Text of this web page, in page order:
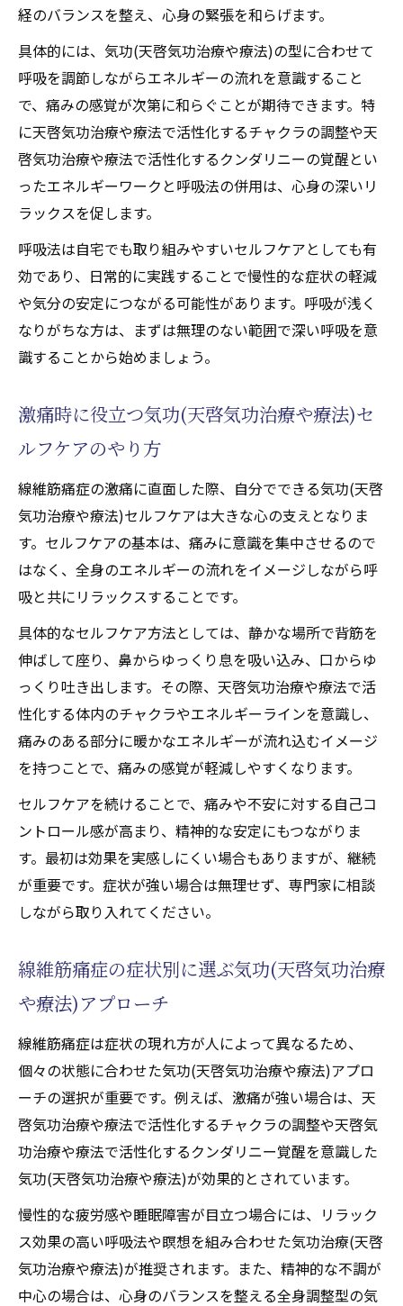
経のバランスを整え、心身の緊張を和らげます。
具体的には、気功(天啓気功治療や療法)の型に合わせて
呼吸を調節しながらエネルギーの流れを意識すること
で、痛みの感覚が次第に和らぐことが期待できます。特
に天啓気功治療や療法で活性化するチャクラの調整や天
啓気功治療や療法で活性化するクンダリニーの覚醒とい
ったエネルギーワークと呼吸法の併用は、心身の深いリ
ラックスを促します。
呼吸法は自宅でも取り組みやすいセルフケアとしても有
効であり、日常的に実践することで慢性的な症状の軽減
や気分の安定につながる可能性があります。呼吸が浅く
なりがちな方は、まずは無理のない範囲で深い呼吸を意
識することから始めましょう。
激痛時に役立つ気功(天啓気功治療や療法)セ
ルフケアのやり方
線維筋痛症の激痛に直面した際、自分でできる気功(天啓
気功治療や療法)セルフケアは大きな心の支えとなりま
す。セルフケアの基本は、痛みに意識を集中させるので
はなく、全身のエネルギーの流れをイメージしながら呼
吸と共にリラックスすることです。
具体的なセルフケア方法としては、静かな場所で背筋を
伸ばして座り、鼻からゆっくり息を吸い込み、口からゆ
っくり吐き出します。その際、天啓気功治療や療法で活
性化する体内のチャクラやエネルギーラインを意識し、
痛みのある部分に暖かなエネルギーが流れ込むイメージ
を持つことで、痛みの感覚が軽減しやすくなります。
セルフケアを続けることで、痛みや不安に対する自己コ
ントロール感が高まり、精神的な安定にもつながりま
す。最初は効果を実感しにくい場合もありますが、継続
が重要です。症状が強い場合は無理せず、専門家に相談
しながら取り入れてください。
線維筋痛症の症状別に選ぶ気功(天啓気功治療
や療法)アプローチ
線維筋痛症は症状の現れ方が人によって異なるため、
個々の状態に合わせた気功(天啓気功治療や療法)アプロ
ーチの選択が重要です。例えば、激痛が強い場合は、天
啓気功治療や療法で活性化するチャクラの調整や天啓気
功治療や療法で活性化するクンダリニー覚醒を意識した
気功(天啓気功治療や療法)が効果的とされています。
慢性的な疲労感や睡眠障害が目立つ場合には、リラック
ス効果の高い呼吸法や瞑想を組み合わせた気功治療(天啓
気功治療や療法)が推奨されます。また、精神的な不調が
中心の場合は、心身のバランスを整える全身調整型の気